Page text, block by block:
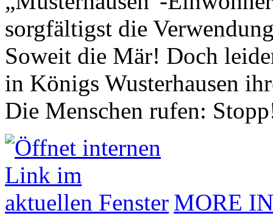
sorgfältigst die
Soweit die Mär! Doch
in Königs Wusterhausen
Die Menschen rufen:
MORE